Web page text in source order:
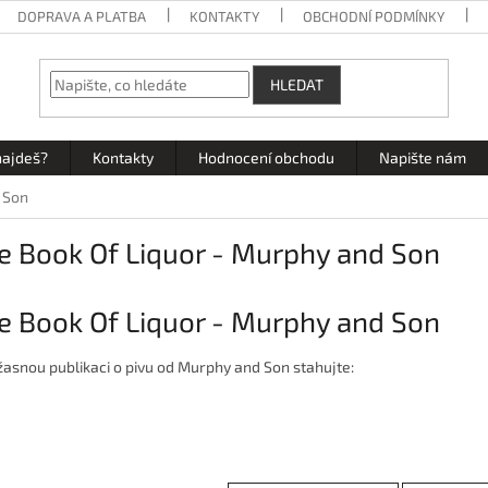
DOPRAVA A PLATBA KONTAKTY OBCHODNÍ PODMÍNKY
HLEDAT
Kontakty Hodnocení obchodu Napište nám
Book Of Liquor - Murphy and Son
Book Of Liquor - Murphy and Son
publikaci o pivu od Murphy and Son stahujte: